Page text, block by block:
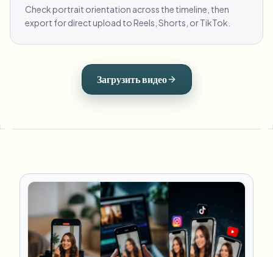
Check portrait orientation across the timeline, then
export for direct upload to Reels, Shorts, or TikTok.
Загрузить видео